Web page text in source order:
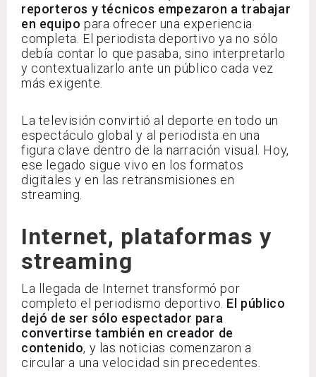
reporteros y técnicos empezaron a trabajar
en equipo para ofrecer una experiencia
completa. El periodista deportivo ya no sólo
debía contar lo que pasaba, sino interpretarlo
y contextualizarlo ante un público cada vez
más exigente.
La televisión convirtió al deporte en todo un
espectáculo global y al periodista en una
figura clave dentro de la narración visual. Hoy,
ese legado sigue vivo en los formatos
digitales y en las retransmisiones en
streaming.
Internet, plataformas y
streaming
La llegada de Internet transformó por
completo el periodismo deportivo. El público
dejó de ser sólo espectador para
convertirse también en creador de
contenido, y las noticias comenzaron a
circular a una velocidad sin precedentes.